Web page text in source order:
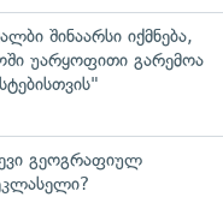
შინაარსი იქმნება,
უარყოფითი გარემოა
გეოგრაფიულ